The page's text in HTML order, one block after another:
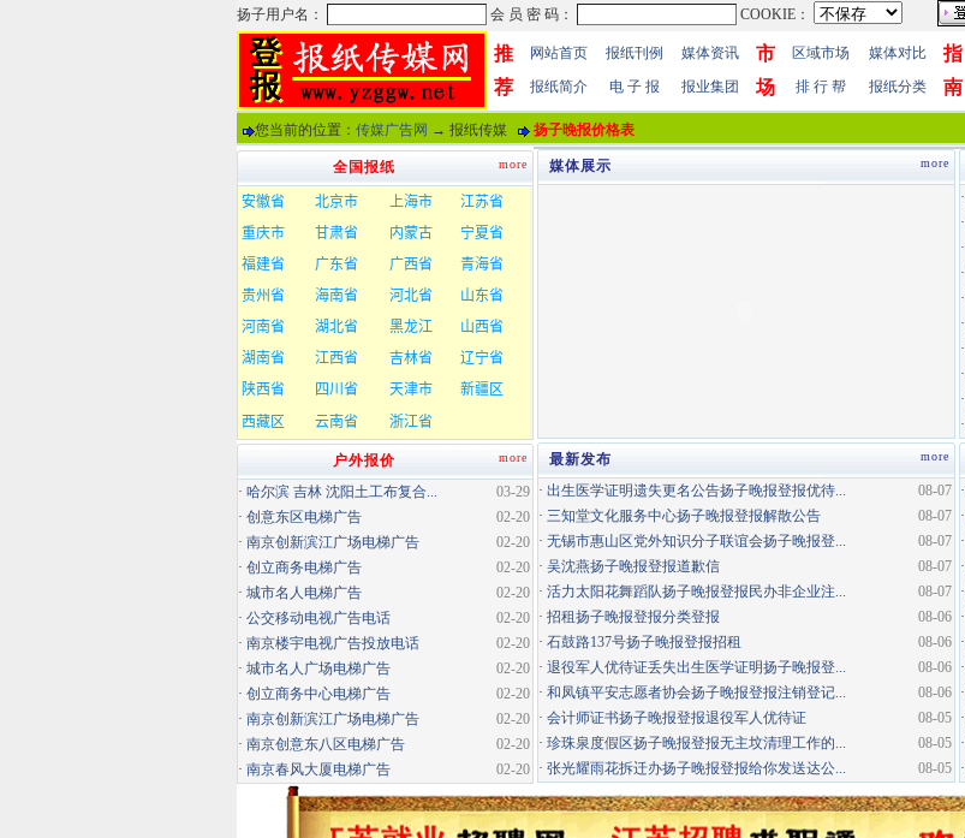
推
荐
网站首页 报纸刊例 媒体资讯
市
场
区域市场 媒体对比
指
南
报纸简介
电 子 报 报业集团 排 行 帮 报纸分类
您当前的位置： 传媒广告网 → 报纸传媒 扬子晚报价格表
more
媒体展示
·
·
·
·
·
·
·
·
·
·
more
最新发布
08-07
· 出生医学证明遗失更名公告扬子晚报登报优待...
08-07
· 三知堂文化服务中心扬子晚报登报解散公告
08-07
· 无锡市惠山区党外知识分子联谊会扬子晚报登...
08-07
· 吴沈燕扬子晚报登报道歉信
08-07
· 活力太阳花舞蹈队扬子晚报登报民办非企业注...
08-06
· 招租扬子晚报登报分类登报
08-06
· 石鼓路137号扬子晚报登报招租
08-06
· 退役军人优待证丢失出生医学证明扬子晚报登...
08-06
· 和凤镇平安志愿者协会扬子晚报登报注销登记...
08-05
· 会计师证书扬子晚报登报退役军人优待证
08-05
· 珍珠泉度假区扬子晚报登报无主坟清理工作的...
08-05
· 张光耀雨花拆迁办扬子晚报登报给你发送达公...
·
·
·
·
·
·
·
·
·
·
·
·
more
全国报纸
more
户外报价
03-29
· 哈尔滨 吉林 沈阳土工布复合...
02-20
· 创意东区电梯广告
02-20
· 南京创新滨江广场电梯广告
02-20
· 创立商务电梯广告
02-20
· 城市名人电梯广告
02-20
· 公交移动电视广告电话
02-20
· 南京楼宇电视广告投放电话
02-20
· 城市名人广场电梯广告
02-20
· 创立商务中心电梯广告
02-20
· 南京创新滨江广场电梯广告
02-20
· 南京创意东八区电梯广告
02-20
· 南京春风大厦电梯广告